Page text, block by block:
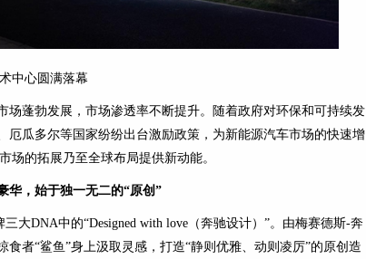
中心圆满落幕
场蓬勃发展，市场渗透率不断提升。随着政府对环保和可持续发
厄瓜多尔等国家纷纷出台激励政策，为新能源汽车市场的快速增
场的拓展乃至全球布局提供新动能。
华，始于独一无二的“原创”
大DNA中的“Designed with love（奔驰设计）”。由梅赛德斯-奔
者“鲨鱼”身上汲取灵感，打造“静则优雅、动则凌厉”的原创造